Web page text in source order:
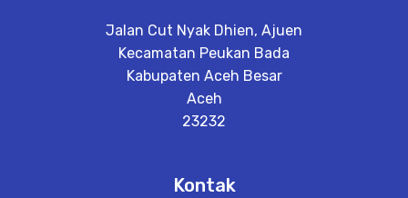
Jalan Cut Nyak Dhien, Ajuen
Kecamatan Peukan Bada
Kabupaten Aceh Besar
Aceh
23232
Kontak